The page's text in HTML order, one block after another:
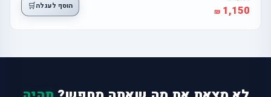
1,150 הוסף לעגלה🛒